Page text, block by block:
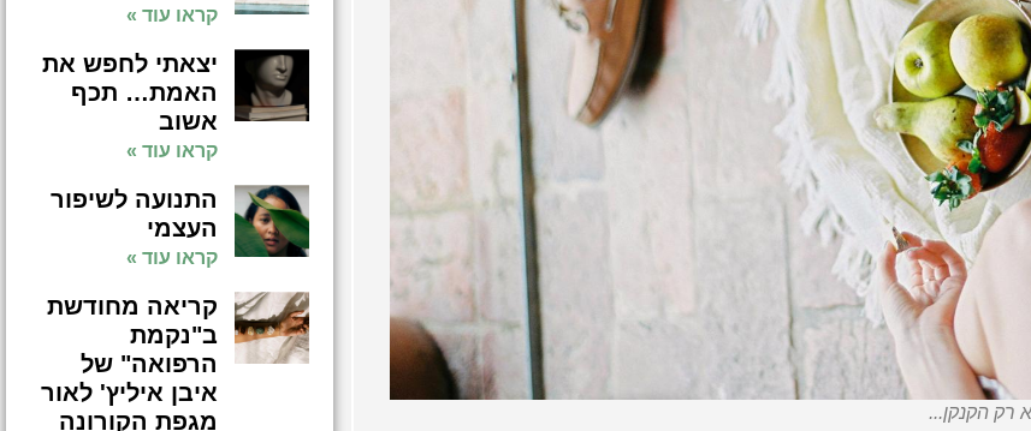
רק הקנקן...
קראו עוד »
יצאתי לחפש את
האמת… תכף
אשוב
קראו עוד »
התנועה לשיפור
העצמי
קראו עוד »
קריאה מחודשת
ב"נקמת
הרפואה" של
איבן איליץ' לאור
מגפת הקורונה